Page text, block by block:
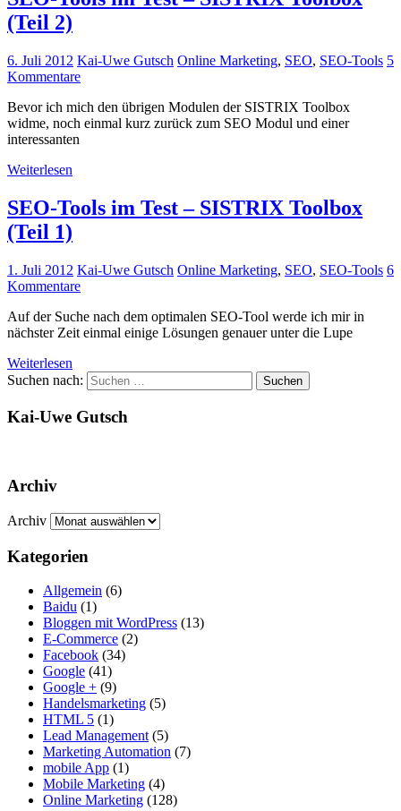
(Teil 2)
6. Juli 2012 Kai-Uwe Gutsch Online Marketing, SEO, SEO-Tools 5
Kommentare
Bevor ich mich den übrigen Modulen der SISTRIX Toolbox
widme, noch einmal kurz zurück zum SEO Modul und einer
interessanten
Weiterlesen
SEO-Tools im Test – SISTRIX Toolbox
(Teil 1)
1. Juli 2012 Kai-Uwe Gutsch Online Marketing, SEO, SEO-Tools 6
Kommentare
Auf der Suche nach dem optimalen SEO-Tool werde ich mir in
nächster Zeit einmal einige Lösungen genauer unter die Lupe
Weiterlesen
Suchen nach:
Suchen
Kai-Uwe Gutsch
Archiv
Archiv
Kategorien
Allgemein (6)
Baidu (1)
Bloggen mit WordPress (13)
E-Commerce (2)
Facebook (34)
Google (41)
Google + (9)
Handelsmarketing (5)
HTML 5 (1)
Lead Management (5)
Marketing Automation (7)
mobile App (1)
Mobile Marketing (4)
Online Marketing (128)